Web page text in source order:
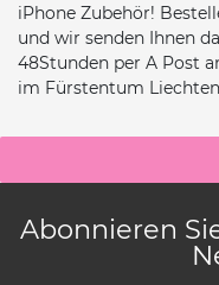
iPhone Zubehör!
und wir senden Ihnen
48Stunden per A Post
im Fürstentum
Abonnieren